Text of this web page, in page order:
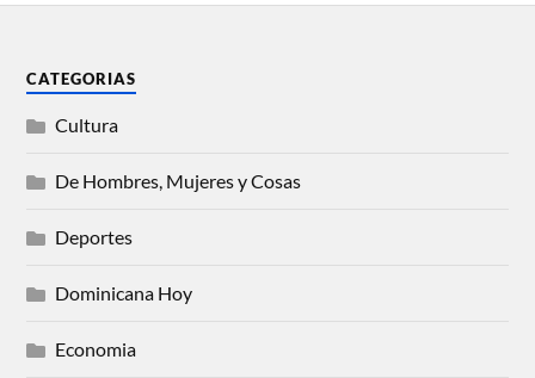
CATEGORIAS
Cultura
De Hombres, Mujeres y Cosas
Deportes
Dominicana Hoy
Economia